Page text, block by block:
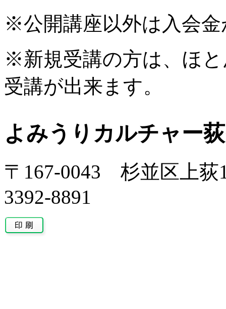
※公開講座以外は入会
※新規受講の方は、ほ
受講が出来ます。
よみうりカルチャー
〒167-0043 杉並区上荻
3392-8891